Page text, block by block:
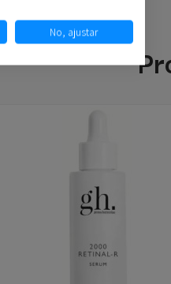
No, ajustar